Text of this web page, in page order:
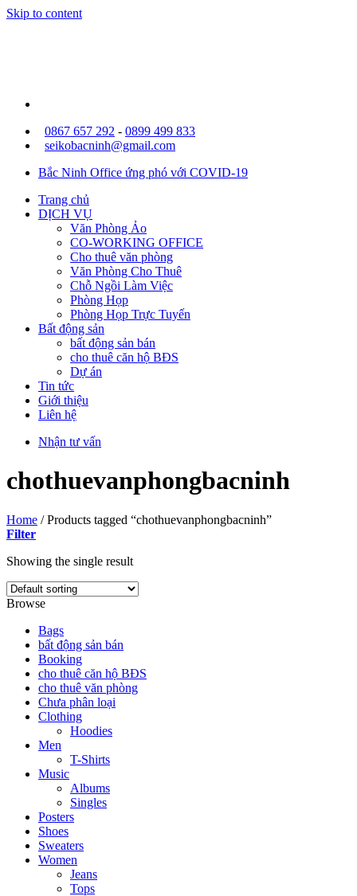
Skip to content
0867 657 292 - 0899 499 833
seikobacninh@gmail.com
Bắc Ninh Office ứng phó với COVID-19
Trang chủ
DỊCH VỤ
Văn Phòng Ảo
CO-WORKING OFFICE
Cho thuê văn phòng
Văn Phòng Cho Thuê
Chỗ Ngồi Làm Việc
Phòng Họp
Phòng Họp Trực Tuyến
Bất động sản
bất động sản bán
cho thuê căn hộ BĐS
Dự án
Tin tức
Giới thiệu
Liên hệ
Nhận tư vấn
chothuevanphongbacninh
Home /Products tagged “chothuevanphongbacninh”
Filter
Showing the single result
Browse
Bags
bất động sản bán
Booking
cho thuê căn hộ BĐS
cho thuê văn phòng
Chưa phân loại
Clothing
Hoodies
Men
T-Shirts
Music
Albums
Singles
Posters
Shoes
Sweaters
Women
Jeans
Tops